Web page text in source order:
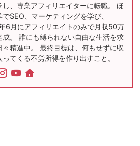
し、専業アフィリエイターに転職。 ほ
でSEO、マーケティングを学び、
6月にアフィリエイトのみで月収50万
成。 誰にも縛られない自由な生活を求
々精進中。 最終目標は、何もせずに収
ってくる不労所得を作り出すこと。